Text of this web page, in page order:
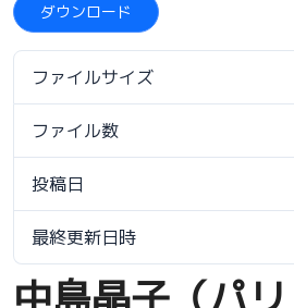
ダウンロード
ファイルサイズ
ファイル数
投稿日
最終更新日時